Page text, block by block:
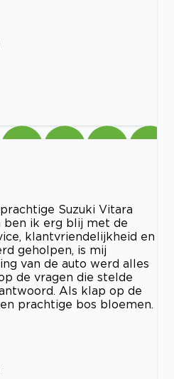
Suzuki Vitara
ben ik erg blij met de
klantvriendelijkheid en
geholpen, is mij
van de auto werd alles
de vragen die stelde
Als klap op de
prachtige bos bloemen.